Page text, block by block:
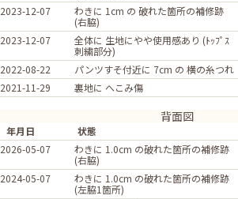
2023-12-07
わきに 1cm の 破れた箇所の補修跡
(右脇)
2023-12-07
全体に 生地にやや使用感あり (ﾄｯﾌﾟｽ
刺繍部分)
2022-08-22 パンツすそ付近に 7cm の 横の糸つれ
2021-11-29
裏地に へこみ傷
背面図
年月日 状態
2026-05-07
わきに 1.0cm の破れた箇所の補修跡
(右脇)
2024-05-07
わきに 1.0cm の破れた箇所の補修跡
(左脇1箇所)